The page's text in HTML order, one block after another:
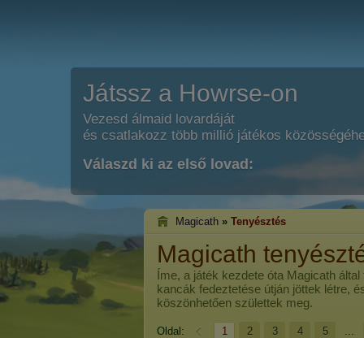
Játssz a Howrse-on
Vezesd álmaid lovardáját
és csatlakozz több millió játékos
Válaszd ki az első lovad:
Magicath » Tenyésztés
Magicath
Íme, a játék kezdete óta Magicath által
kancák fedeztetése útján jöttek létre,
köszönhetően születtek meg.
Oldal: 1 2 3 4 5 ...